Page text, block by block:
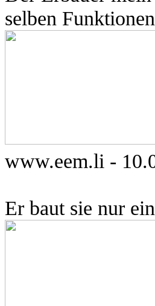
selben
www.eem.li - 10
Er baut sie nur